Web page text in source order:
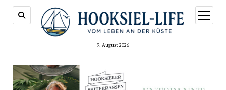
9. August 2026
Menü
öffnen